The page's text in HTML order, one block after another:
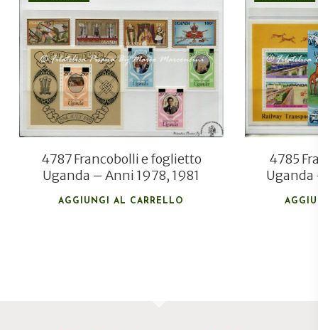
€12,00
€8,30
4787 Francobolli e foglietto
Uganda – Anni 1978, 1981
AGGIUNGI AL CARRELLO
4785